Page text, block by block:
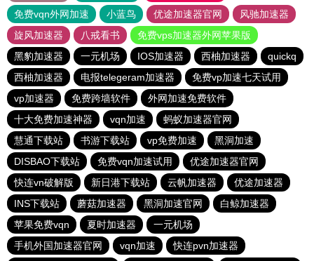
免费vqn外网加速
小蓝鸟 优途加速器官网
风驰加速器
旋风加速器
八戒看书
免费vps加速器外网苹果版
黑豹加速器
一元机场 IOS加速器 西柚加速器
quickq
西柚加速器
电报telegeram加速器
免费vp加速七天试用
vp加速器
免费跨墙软件
外网加速免费软件
十大免费加速神器
vqn加速
蚂蚁加速器官网
慧通下载站
书游下载站 vp免费加速
黑洞加速
DISBAO下载站
免费vqn加速试用
优途加速器官网
快连vn破解版
新日港下载站 云帆加速器
优途加速器
INS下载站
蘑菇加速器 黑洞加速官网
白鲸加速器
苹果免费vqn
夏时加速器
一元机场
手机外国加速器官网
vqn加速 快连pvn加速器